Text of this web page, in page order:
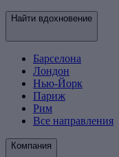
Найти вдохновение
Барселона
Лондон
Нью-Йорк
Париж
Рим
Все направления
Компания